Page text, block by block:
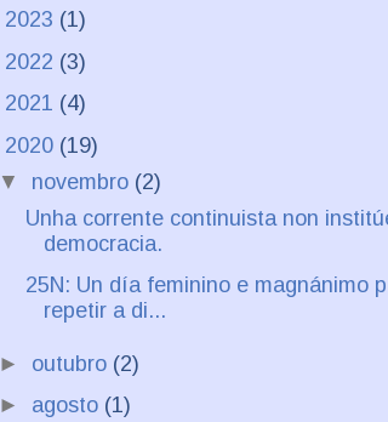
2023 (1)
2022 (3)
2021 (4)
2020 (19)
▼ novembro (2)
Unha corrente continuista non
democracia.
25N: Un día feminino e magnánimo
repetir a di...
► outubro (2)
► agosto (1)